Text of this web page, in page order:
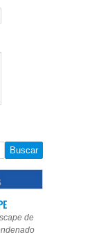
de